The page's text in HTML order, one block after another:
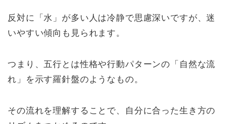
反対に「水」が多い人は冷静で思慮深いですが、迷
いやすい傾向も見られます。
つまり、五行とは性格や行動パターンの「自然な流
れ」を示す羅針盤のようなもの。
その流れを理解することで、自分に合った生き方の